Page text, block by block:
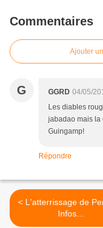
Commentaires
Ajouter
G GGRD 04/05/
Les diables
jabadao mais la
Guingamp!
Répondre
< L'atterrissage de Penhars
Infos...